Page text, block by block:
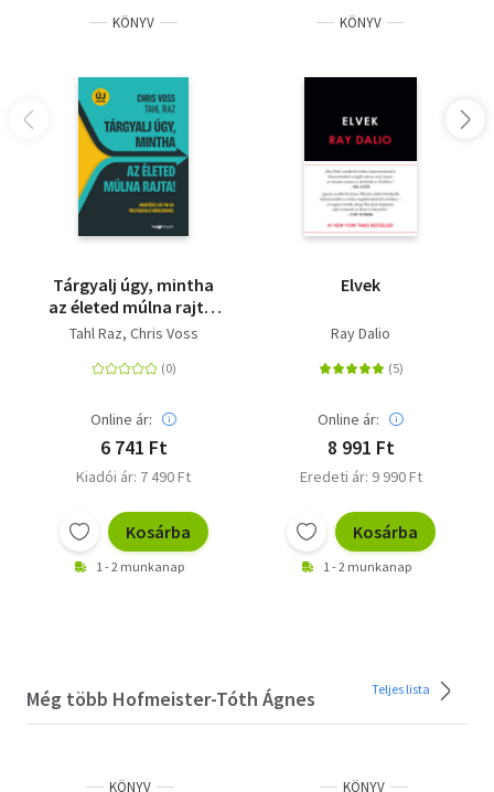
KÖNYV
Tárgyalj úgy, mintha
az életed múlna rajta!
- új kiadás - Meggyőzés
túsztárgyaló
Tahl Raz Chris Voss
Online ár:
6 741 Ft
Kiadói ár: 7 490 Ft
Kosárba
1 - 2 munkanap
KÖNYV
Elvek
Ray Dalio
Online ár:
8 991 Ft
Eredeti ár: 9 990 Ft
Kosárba
1 - 2 munkanap
Még több Hofmeister-Tóth Ágnes Teljes lista
KÖNYV KÖNYV